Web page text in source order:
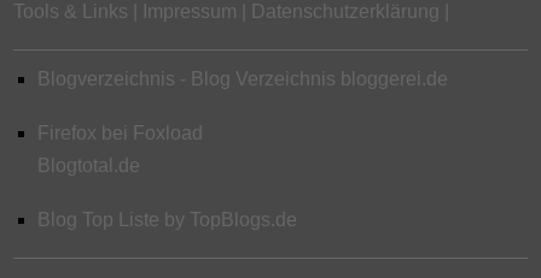
Tools & Links
Impressum Datenschutzerklärung
Blogverzeichnis - Blog Verzeichnis bloggerei.de
Firefox bei Foxload
Blogtotal.de
Blog Top Liste by TopBlogs.de